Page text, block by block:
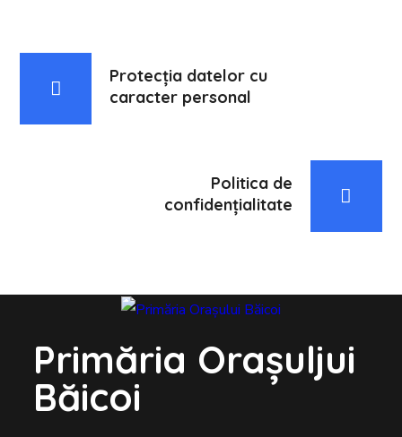
Protecția datelor cu
caracter personal
Politica de
confidențialitate
Primăria Orașuljui
Băicoi